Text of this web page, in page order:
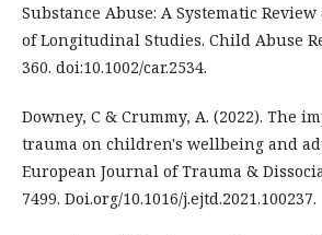
Substance Abuse: A Systematic
of Longitudinal Studies. Child Abuse
360. doi:10.1002/car.2534.
Downey, C & Crummy, A. (2022). The
trauma on children's wellbeing and
European Journal of Trauma &
7499. Doi.org/10.1016/j.ejtd.2021.100237.